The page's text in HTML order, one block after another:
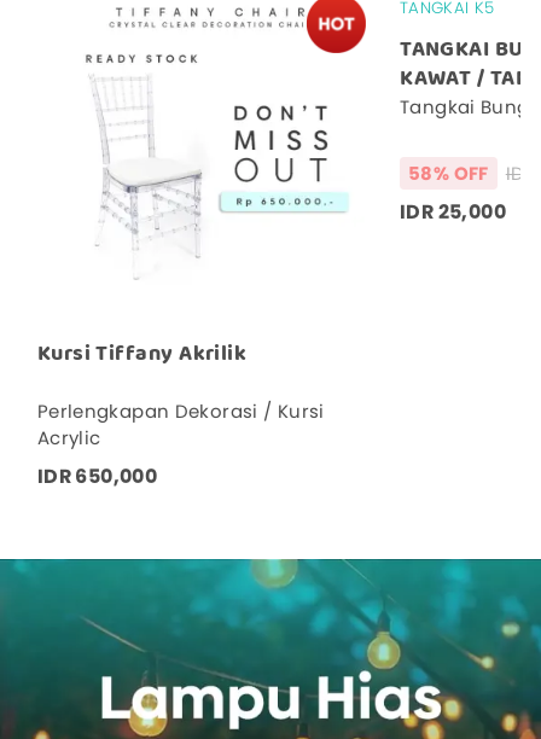
Kursi Tiffany Akrilik
Perlengkapan Dekorasi / Kursi
Acrylic
IDR 650,000
TANGKAI
KAWAT /
Tangkai
58% OFF
IDR 25,000